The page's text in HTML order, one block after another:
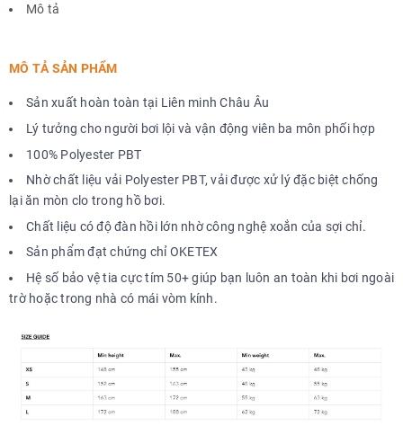
Mô tả
MÔ TẢ SẢN PHẨM
Sản xuất hoàn toàn tại Liên minh Châu Âu
Lý tưởng cho người bơi lội và vận động viên ba môn phối hợp
100% Polyester PBT
Nhờ chất liệu vải Polyester PBT, vải được xử lý đặc biệt chống
lại ăn mòn clo trong hồ bơi.
Chất liệu có độ đàn hồi lớn nhờ công nghệ xoắn của sợi chỉ.
Sản phẩm đạt chứng chỉ OKETEX
Hệ số bảo vệ tia cực tím 50+ giúp bạn luôn an toàn khi bơi ngoài
trờ hoặc trong nhà có mái vòm kính.